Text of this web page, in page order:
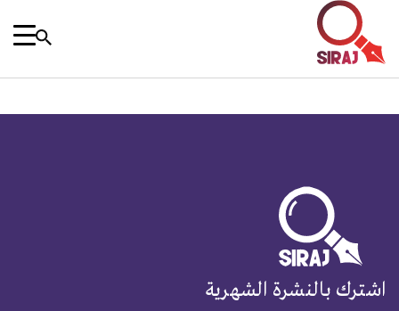
اشترك بالنشرة الشهرية